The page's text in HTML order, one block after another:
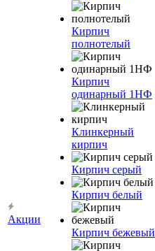
Акции
Кирпич
полнотелый
Кирпич
одинарный 1НФ
Клинкерный
кирпич
Кирпич серый
Кирпич белый
Кирпич бежевый